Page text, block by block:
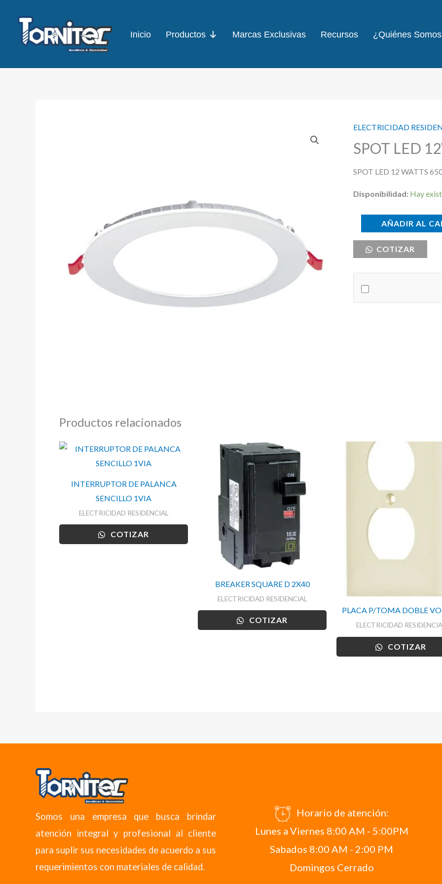
contenido
Inicio Productos Marcas Exclusivas Recursos ¿Quiénes
ELECTRICIDAD
SPOT LED
SPOT LED 12 WATTS
Disponibilidad: Hay
LED
12W
cantidad
AÑADIR AL
COTIZAR
Productos relacionados
INTERRUPTOR DE PALANCA
SENCILLO 1VIA
ELECTRICIDAD RESIDENCIAL
COTIZAR
BREAKER SQUARE D 2X40
ELECTRICIDAD RESIDENCIAL
COTIZAR
PLACA P/TOMA DOBLE
ELECTRICIDAD
COTIZAR
Somos una empresa que busca brindar
atención integral y profesional al cliente
para suplir sus necesidades de acuerdo a sus
requerimientos con materiales de calidad.
Horario de atención:
Lunes a Viernes 8:00 AM - 5:00PM
Sabados 8:00 AM - 2:00 PM
Domingos Cerrado